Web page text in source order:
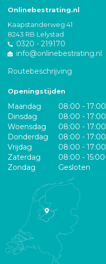
Onlinebestrating.nl
Kaapstanderweg 41
8243 RB Lelystad
0320 - 219170
info@onlinebestrating.nl
Routebeschrijving
Openingstijden
Maandag
08:00 - 17:00
Dinsdag
08:00 - 17:00
Woensdag
08:00 - 17:00
Donderdag
08:00 - 17:00
Vrijdag
08:00 - 17:00
Zaterdag
08:00 - 15:00
Zondag
Gesloten